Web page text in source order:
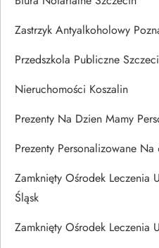
Zastrzyk Antyalkoholowy
Przedszkola Publiczne
Nieruchomości Koszalin
Prezenty Na Dzien Mamy
Prezenty Personalizowane
Zamknięty Ośrodek Leczenia
Śląsk
Zamknięty Ośrodek Leczenia